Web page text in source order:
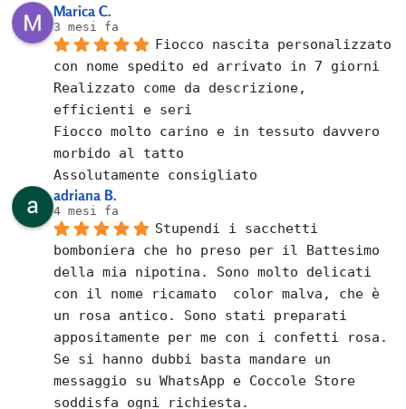
Marica C.
3 mesi fa
Fiocco nascita personalizzato
con nome spedito ed arrivato in 7 giorni
Realizzato come da descrizione,
efficienti e seri
Fiocco molto carino e in tessuto davvero
morbido al tatto
Assolutamente consigliato
adriana B.
4 mesi fa
Stupendi i sacchetti
bomboniera che ho preso per il Battesimo
della mia nipotina. Sono molto delicati
con il nome ricamato  color malva, che è
un rosa antico. Sono stati preparati
appositamente per me con i confetti rosa.
Se si hanno dubbi basta mandare un
messaggio su WhatsApp e Coccole Store
soddisfa ogni richiesta.